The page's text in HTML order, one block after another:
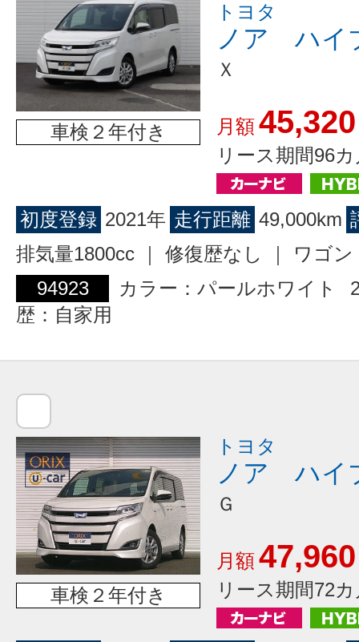
車検２年付き
トヨタ
ノア ハイ
Ｘ
月額45,320
リース期間96
初度登録 2021年 走行距離 49,000km
排気量1800cc ｜ 修復歴なし ｜ ワゴ
94923
カラー：パールホワイト
歴：自家用
車検２年付き
トヨタ
ノア ハイ
Ｇ
月額47,960
リース期間72